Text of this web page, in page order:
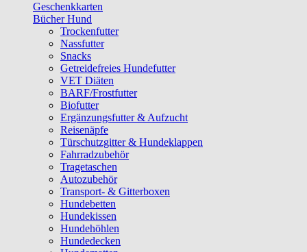
Geschenkkarten
Bücher Hund
Trockenfutter
Nassfutter
Snacks
Getreidefreies Hundefutter
VET Diäten
BARF/Frostfutter
Biofutter
Ergänzungsfutter & Aufzucht
Reisenäpfe
Türschutzgitter & Hundeklappen
Fahrradzubehör
Tragetaschen
Autozubehör
Transport- & Gitterboxen
Hundebetten
Hundekissen
Hundehöhlen
Hundedecken